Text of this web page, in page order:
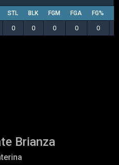
STL BLK FGM FGA FG%
0 0 0 0 0
Brianza